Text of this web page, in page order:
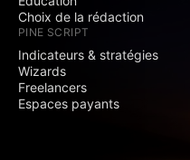
Commentaires sur
les idées, les scripts
et les Minds publics
Sans publicité
Choix de la rédaction
PINE SCRIPT
Indicateurs & stratégies
Wizards
Freelancers
Espaces payants